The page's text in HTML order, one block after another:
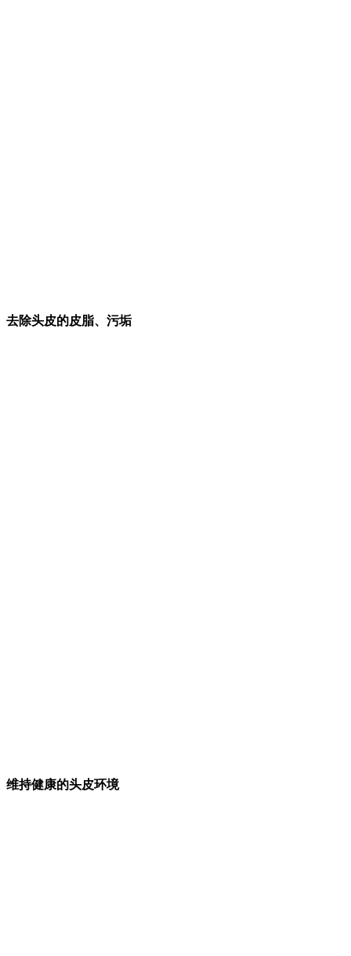
去除头皮的皮脂、污垢
维持健康的头皮环境